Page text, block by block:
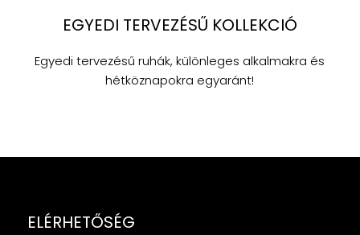
EGYEDI TERVEZÉSŰ KOLLEKCIÓ
Egyedi tervezésű ruhák, különleges alkalmakra és
hétköznapokra egyaránt!
ELÉRHETŐSÉG